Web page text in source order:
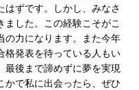
ずです。しかし、みなさ
ました。この経験こそがこ
の力になります。また今年
格発表を待っている人もい
最後まで諦めずに夢を実現
かで私に出会ったら、ぜひ